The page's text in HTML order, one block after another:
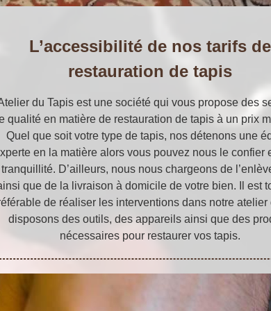
L’accessibilité de nos tarifs de
restauration de tapis
du Tapis est une société qui vous propose des
qualité en matière de restauration de tapis à un prix
Quel que soit votre type de tapis, nos détenons une
en la matière alors vous pouvez nous le confier
tranquillité. D’ailleurs, nous nous chargeons de
que de la livraison à domicile de votre bien. Il est
de réaliser les interventions dans notre atelier
disposons des outils, des appareils ainsi que des
nécessaires pour restaurer vos tapis.